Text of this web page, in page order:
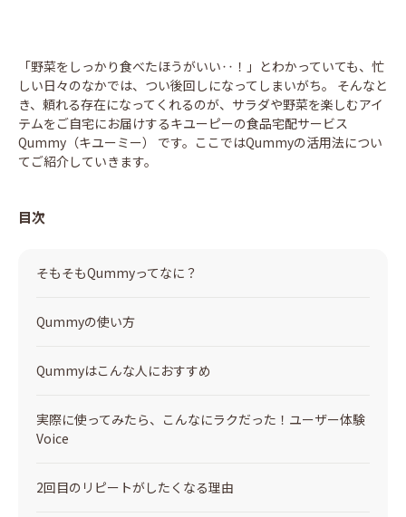
「野菜をしっかり食べたほうがいい‥！」とわかっていても、忙
しい日々のなかでは、つい後回しになってしまいがち。 そんなと
き、頼れる存在になってくれるのが、サラダや野菜を楽しむアイ
テムをご自宅にお届けするキユーピーの食品宅配サービス
Qummy（キユーミー） です。ここではQummyの活用法につい
てご紹介していきます。
目次
そもそもQummyってなに？
Qummyの使い方
Qummyはこんな人におすすめ
実際に使ってみたら、こんなにラクだった！ユーザー体験
Voice
2回目のリピートがしたくなる理由